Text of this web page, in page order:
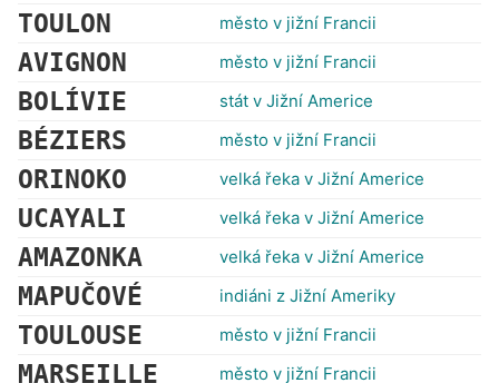
TOULON město v jižní Francii
AVIGNON město v jižní Francii
BOLÍVIE stát v Jižní Americe
BÉZIERS město v jižní Francii
ORINOKO velká řeka v Jižní Americe
UCAYALI velká řeka v Jižní Americe
AMAZONKA velká řeka v Jižní Americe
MAPUČOVÉ indiáni z Jižní Ameriky
TOULOUSE město v jižní Francii
MARSEILLE město v jižní Francii